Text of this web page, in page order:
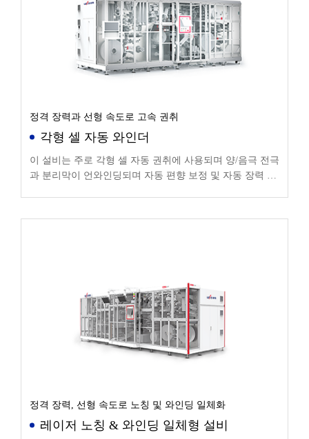
정격 장력과 선형 속도로 고속 권취
각형 셀 자동 와인더
이 설비는 주로 각형 셀 자동 권취에 사용되며 양/음극 전극
과 분리막이 언와인딩되며 자동 편향 보정 및 자동 장력 제
정격 장력, 선형 속도로 노칭 및 와인딩 일체화
레이저 노칭 & 와인딩 일체형 설비